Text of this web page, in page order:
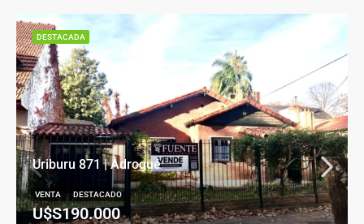
Uriburu 871 | Adrogué
U$S190.000
VENTA DESTACADO
DESTACADA